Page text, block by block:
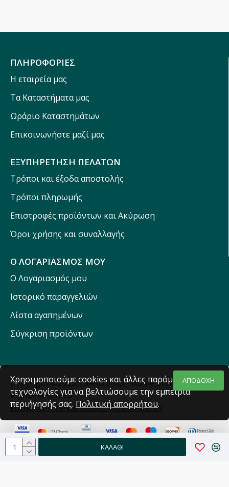
ΚΑΛΆΘΙ
ΠΛΗΡΟΦΟΡΙΕΣ
Η εταιρεία μας
Τα Καταστήματα μας
Ωράριο Καταστημάτων
Επικοινωνήστε μαζί μας
ΕΞΥΠΗΡΕΤΗΣΗ ΠΕΛΑΤΩΝ
Τρόποι και έξοδα αποστολής
Τρόποι πληρωμής
Επιστροφές προϊόντων και Ακύρωση
Όροι χρήσης και συναλλαγής
Ο ΛΟΓΑΡΙΑΣΜΟΣ ΜΟΥ
Ο Λογαριασμός μου
Ιστορικό παραγγελιών
Λίστα αγαπημένων
Σύγκριση προϊόντων
Copyright ©2025 TSAROUHIS - Home Stores - All
Rights Reserved
κατασκευή eshop Reweb Digital Agency
ΑΠΟΔΟΧΗ
Χρησιμοποιούμε cookies και άλλες παρόμοιες
τεχνολογίες για να βελτιώσουμε την εμπειρία
περιήγησής σας.Πολιτική απορρήτου.